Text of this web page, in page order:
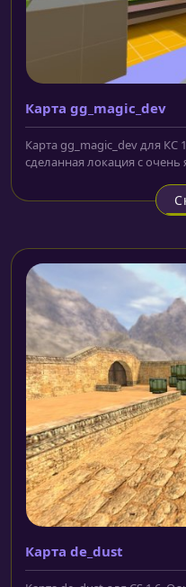
Карта gg_magic_dev
Карта gg_magic_dev для
сделанная локация с
Карта de_dust